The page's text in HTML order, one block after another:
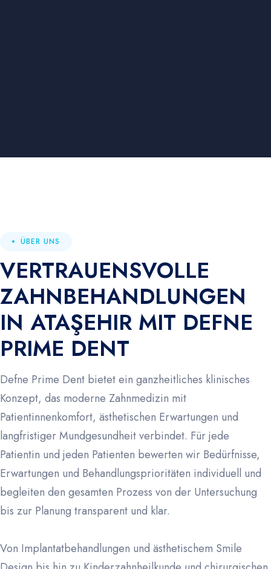
ÜBER UNS
VERTRAUENSVOLLE
ZAHNBEHANDLUNGEN
IN ATAŞEHIR MIT DEFNE
PRIME DENT
Defne Prime Dent bietet ein ganzheitliches klinisches
Konzept, das moderne Zahnmedizin mit
Patientinnenkomfort, ästhetischen Erwartungen und
langfristiger Mundgesundheit verbindet. Für jede
Patientin und jeden Patienten bewerten wir Bedürfnisse,
Erwartungen und Behandlungsprioritäten individuell und
begleiten den gesamten Prozess von der Untersuchung
bis zur Planung transparent und klar.
Von Implantatbehandlungen und ästhetischem Smile